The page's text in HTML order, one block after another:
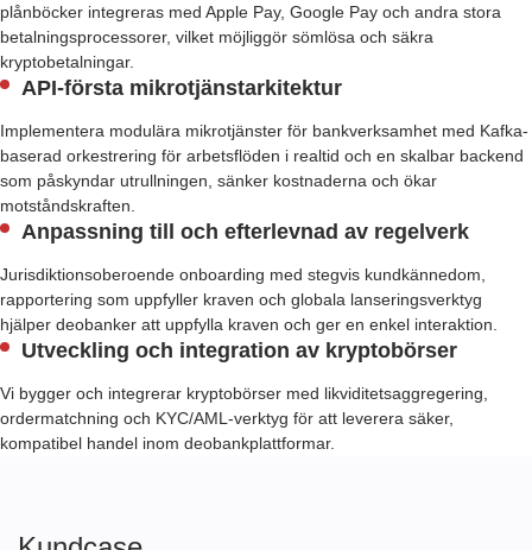
plånböcker integreras med Apple Pay, Google Pay och andra stora
betalningsprocessorer, vilket möjliggör sömlösa och säkra
kryptobetalningar.
API-första mikrotjänstarkitektur
Implementera modulära mikrotjänster för bankverksamhet med Kafka-
baserad orkestrering för arbetsflöden i realtid och en skalbar backend
som påskyndar utrullningen, sänker kostnaderna och ökar
motståndskraften.
Anpassning till och efterlevnad av regelverk
Jurisdiktionsoberoende onboarding med stegvis kundkännedom,
rapportering som uppfyller kraven och globala lanseringsverktyg
hjälper deobanker att uppfylla kraven och ger en enkel interaktion.
Utveckling och integration av kryptobörser
Vi bygger och integrerar kryptobörser med likviditetsaggregering,
ordermatchning och KYC/AML-verktyg för att leverera säker,
kompatibel handel inom deobankplattformar.